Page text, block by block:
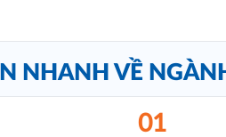
NHANH VỀ
01